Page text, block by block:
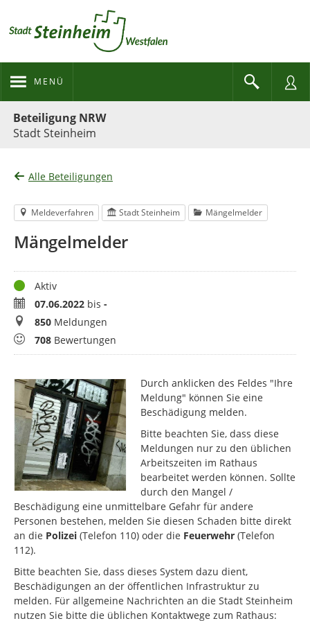
MENÜ
Beteiligung NRW
Stadt Steinheim
Alle Beteiligungen
Meldeverfahren Stadt Steinheim Mängelmelder
Mängelmelder
StatusAktiv
Zeitraum07.06.2022 bis -
Meldungen
850 Meldungen
Bewertungen
708 Bewertungen
Durch anklicken des Feldes "Ihre
Meldung" können Sie eine
Beschädigung melden.
Bitte beachten Sie, dass diese
Meldungen nur zu den üblichen
Arbeitszeiten im Rathaus
bearbeitet werden können. Sollte
durch den Mangel /
Beschädigung eine unmittelbare Gefahr für andere
Personen bestehen, melden Sie diesen Schaden bitte direkt
an die Polizei (Telefon 110) oder die Feuerwehr (Telefon
112).
Bitte beachten Sie, dass dieses System dazu dient,
Beschädigungen an der öffentlichen Infrastruktur zu
melden. Für allgemeine Nachrichten an die Stadt Steinheim
nutzen Sie bitte die üblichen Kontaktwege zum Rathaus: